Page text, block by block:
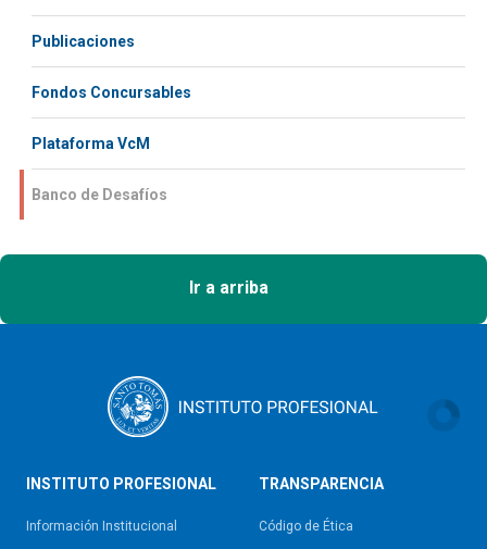
Publicaciones
Fondos Concursables
Plataforma VcM
Banco de Desafíos
Ir a arriba
INSTITUTO PROFESIONAL
Información Institucional
TRANSPARENCIA
Código de Ética